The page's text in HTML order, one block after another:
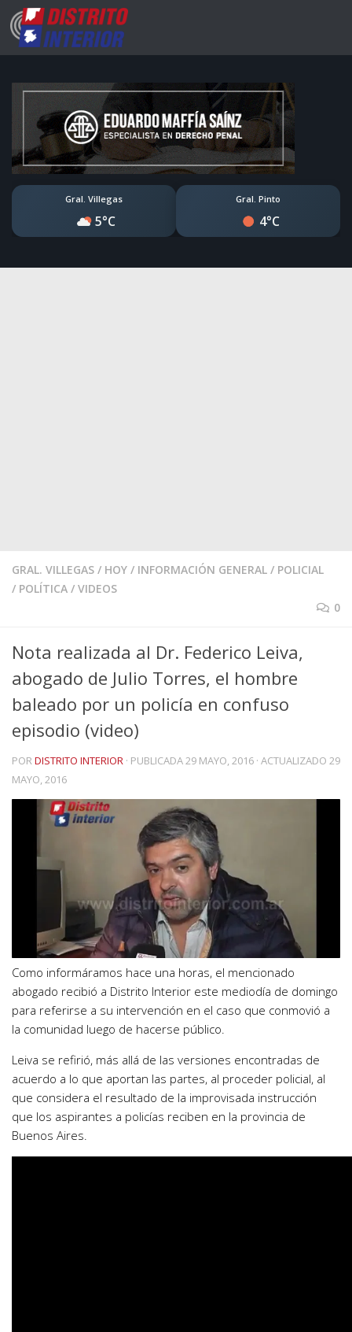
Gral. Villegas
5°C
Gral. Pinto
4°C
GRAL. VILLEGAS / HOY / INFORMACIÓN GENERAL / POLICIAL
/ POLÍTICA / VIDEOS
0
Nota realizada al Dr. Federico Leiva,
abogado de Julio Torres, el hombre
baleado por un policía en confuso
episodio (video)
PORDISTRITO INTERIOR · PUBLICADA29 MAYO, 2016 · ACTUALIZADO 29
MAYO, 2016
Como informáramos hace una horas, el mencionado
abogado recibió a Distrito Interior este mediodía de domingo
para referirse a su intervención en el caso que conmovió a
la comunidad luego de hacerse público.
Leiva se refirió, más allá de las versiones encontradas de
acuerdo a lo que aportan las partes, al proceder policial, al
que considera el resultado de la improvisada instrucción
que los aspirantes a policías reciben en la provincia de
Buenos Aires.